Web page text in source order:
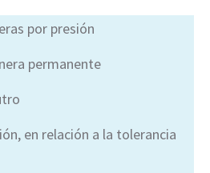
por presión
permanente
en relación a la tolerancia